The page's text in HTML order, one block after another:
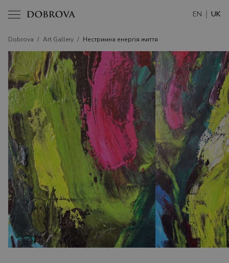
EN UK
Dobrova / Art Gallery / Нестримна енергія життя